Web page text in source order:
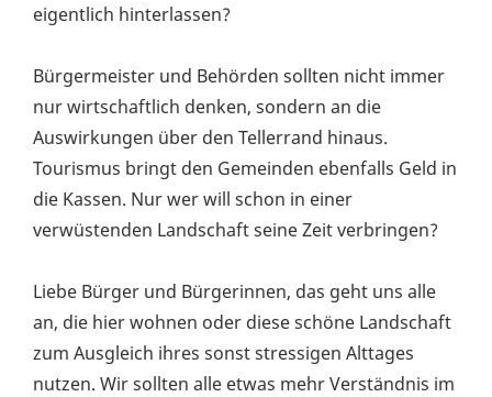
eigentlich hinterlassen?
Bürgermeister und Behörden sollten nicht immer
nur wirtschaftlich denken, sondern an die
Auswirkungen über den Tellerrand hinaus.
Tourismus bringt den Gemeinden ebenfalls Geld in
die Kassen. Nur wer will schon in einer
verwüstenden Landschaft seine Zeit verbringen?
Liebe Bürger und Bürgerinnen, das geht uns alle
an, die hier wohnen oder diese schöne Landschaft
zum Ausgleich ihres sonst stressigen Alttages
nutzen. Wir sollten alle etwas mehr Verständnis im